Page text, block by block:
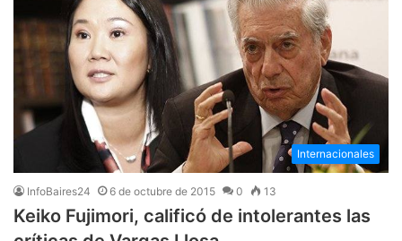
Internacionales
InfoBaires24 6 de octubre de 2015 0 13
Keiko Fujimori, calificó de intolerantes las